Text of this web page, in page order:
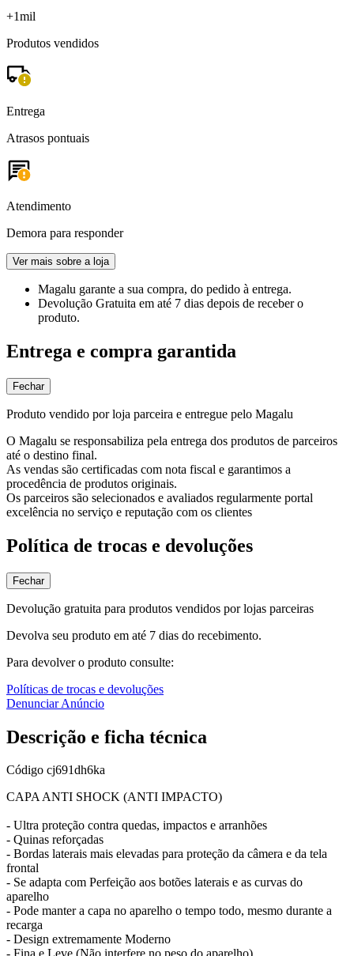
+1mil
Produtos vendidos
Entrega
Atrasos pontuais
Atendimento
Demora para responder
Ver mais sobre a loja
Magalu garante a sua compra, do pedido à entrega.
Devolução Gratuita em até 7 dias depois de receber o
produto.
Entrega e compra garantida
Fechar
Produto vendido por loja parceira e entregue pelo Magalu
O Magalu se responsabiliza pela entrega dos produtos de parceiros
até o destino final.
As vendas são certificadas com nota fiscal e garantimos a
procedência de produtos originais.
Os parceiros são selecionados e avaliados regularmente portal
excelência no serviço e reputação com os clientes
Política de trocas e devoluções
Fechar
Devolução gratuita para produtos vendidos por lojas parceiras
Devolva seu produto em até 7 dias do recebimento.
Para devolver o produto consulte:
Políticas de trocas e devoluções
Denunciar Anúncio
Descrição e ficha técnica
Código cj691dh6ka
CAPA ANTI SHOCK (ANTI IMPACTO)
- Ultra proteção contra quedas, impactos e arranhões
- Quinas reforçadas
- Bordas laterais mais elevadas para proteção da câmera e da tela
frontal
- Se adapta com Perfeição aos botões laterais e as curvas do
aparelho
- Pode manter a capa no aparelho o tempo todo, mesmo durante a
recarga
- Design extremamente Moderno